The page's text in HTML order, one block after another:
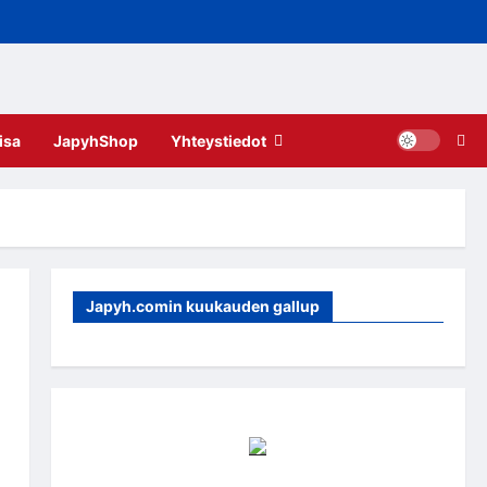
JapyhShop Yhteystiedot
Japyh.comin kuukauden gallup